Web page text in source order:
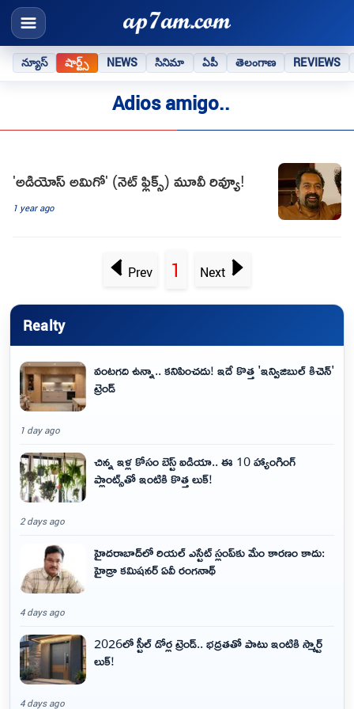
న్యూస్ షార్ట్స్ NEWS సినిమా ఏపీ తెలంగాణ REVIEWS
Adios amigo..
'అడియోస్ అమిగో' (నెట్ ఫ్లిక్స్) మూవీ రివ్యూ!
1 year ago
Prev 1 Next
Realty
వంటగది ఉన్నా.. కనిపించదు! ఇదే కొత్త 'ఇన్విజిబుల్ కిచెన్'
ట్రెండ్
1 day ago
చిన్న ఇళ్ల కోసం బెస్ట్ ఐడియా.. ఈ 10 హ్యాంగింగ్
ప్లాంట్స్‌తో ఇంటికి కొత్త లుక్!
2 days ago
హైదరాబాద్‌లో రియల్ ఎస్టేట్ స్లంప్‌కు మేం కారణం కాదు:
హైడ్రా కమిషనర్ ఏవీ రంగనాథ్
4 days ago
2026లో స్టీల్ డోర్ల ట్రెండ్.. భద్రతతో పాటు ఇంటికి స్మార్ట్
లుక్!
4 days ago